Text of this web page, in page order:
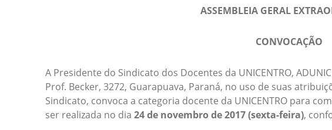
ASSEMBLEIA GERAL
CONVOCAÇÃO
A Presidente do Sindicato dos Docentes da UNICENTRO,
Prof. Becker, 3272, Guarapuava, Paraná, no uso de suas
Sindicato, convoca a categoria docente da UNICENTRO para
ser realizada no dia 24 de novembro de 2017 (sexta-feira),